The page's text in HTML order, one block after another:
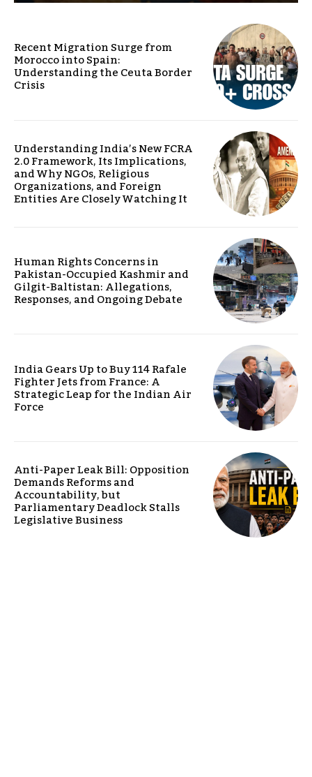
Recent Migration Surge from
Morocco into Spain:
Understanding the Ceuta Border
Crisis
Understanding India’s New FCRA
2.0 Framework, Its Implications,
and Why NGOs, Religious
Organizations, and Foreign
Entities Are Closely Watching It
Human Rights Concerns in
Pakistan-Occupied Kashmir and
Gilgit-Baltistan: Allegations,
Responses, and Ongoing Debate
India Gears Up to Buy 114 Rafale
Fighter Jets from France: A
Strategic Leap for the Indian Air
Force
Anti-Paper Leak Bill: Opposition
Demands Reforms and
Accountability, but
Parliamentary Deadlock Stalls
Legislative Business